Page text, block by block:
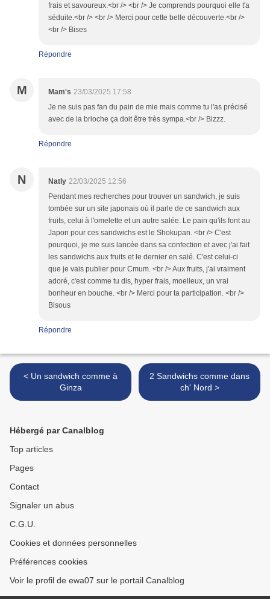
frais et savoureux.<br /> <br /> Je comprends pourquoi elle t'a
séduite.<br /> <br /> Merci pour cette belle découverte.<br />
<br /> Bises
Répondre
M Mam's 23/03/2025 17:58
Je ne suis pas fan du pain de mie mais comme tu l'as précisé
avec de la brioche ça doit être très sympa.<br /> Bizzz.
Répondre
N Natly 22/03/2025 12:56
Pendant mes recherches pour trouver un sandwich, je suis
tombée sur un site japonais où il parle de ce sandwich aux
fruits, celui à l'omelette et un autre salée. Le pain qu'ils font au
Japon pour ces sandwichs est le Shokupan. <br /> C'est
pourquoi, je me suis lancée dans sa confection et avec j'ai fait
les sandwichs aux fruits et le dernier en salé. C'est celui-ci
que je vais publier pour Cmum. <br /> Aux fruits, j'ai vraiment
adoré, c'est comme tu dis, hyper frais, moelleux, un vrai
bonheur en bouche. <br /> Merci pour ta participation. <br />
Bisous
Répondre
< Un sandwich comme à
Ginza
2 Sandwichs comme dans
ch' Nord >
Hébergé par Canalblog
Top articles
Pages
Contact
Signaler un abus
C.G.U.
Cookies et données personnelles
Préférences cookies
Voir le profil de ewa07 sur le portail Canalblog